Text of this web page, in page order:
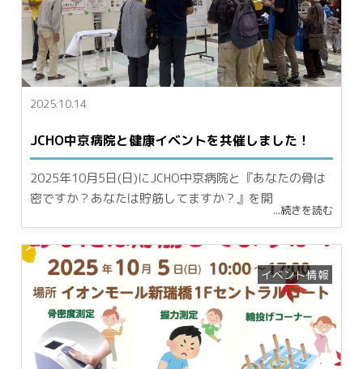
2025.10.14
JCHO中京病院と健康イベントを共催しました！
2025年10月5日(日)にJCHO中京病院と『あなたの骨は
密ですか？あなたは貯筋してますか？』を開
...続きを読む
イベント情報